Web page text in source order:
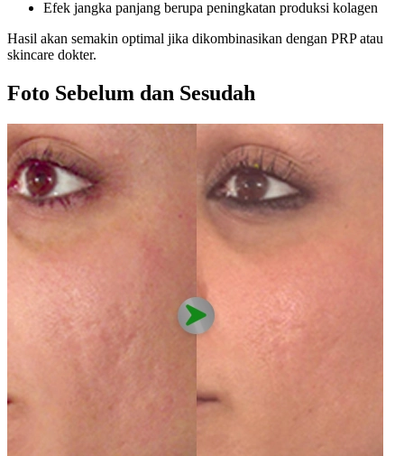
Efek jangka panjang berupa peningkatan produksi kolagen
Hasil akan semakin optimal jika dikombinasikan dengan PRP atau
skincare dokter.
Foto Sebelum dan Sesudah